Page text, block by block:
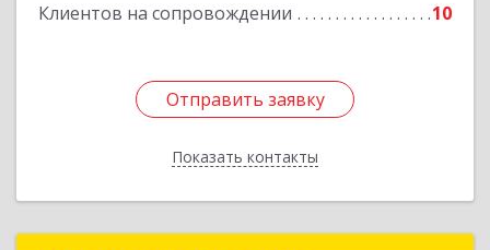
Клиентов на сопровождении 10
Отправить заявку
Показать контакты
Отправить заявку
Назад